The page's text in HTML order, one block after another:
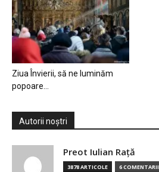
Ziua Învierii, să ne luminăm
popoare…
Autorii noștri
Preot Iulian Raţă
3878 ARTICOLE 6 COMENTARII